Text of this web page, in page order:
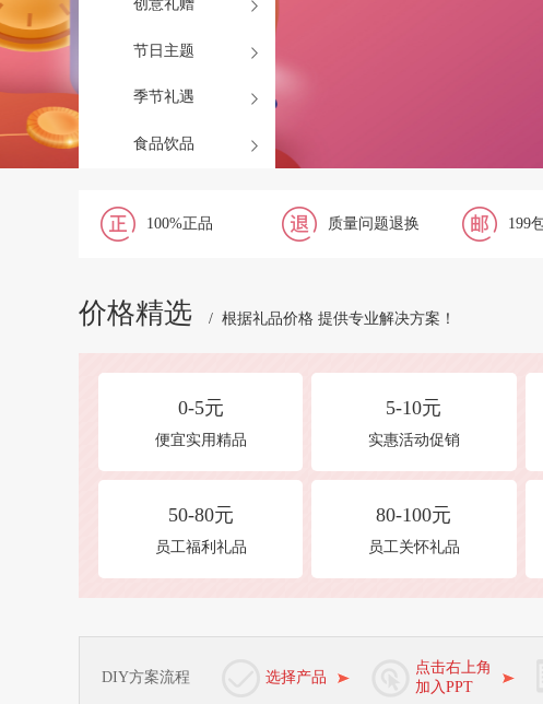
创意礼赠
节日主题
季节礼遇
食品饮品
100%正品 质量问题退换 199
价格精选 / 根据礼品价格 提供专业解决方案！
0-5元
便宜实用精品
5-10元
实惠活动促销
50-80元
员工福利礼品
80-100元
员工关怀礼品
DIY方案流程 选择产品
点击右上角
加入PPT